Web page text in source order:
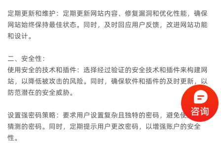
定期更新和维护：定期更新网站内容、修复漏洞和优化性能，确保
网站始终保持最佳状态。同时，及时回应用户反馈，改进网站功能
和设计。
二、安全性：
使用安全的技术和插件：选择经过验证的安全技术和插件来构建网
站，以降低被攻击的风险。同时，确保软件和插件的及时更新，以
防范潜在的安全威胁。
设置强密码策略：要求用户设置复杂且独特的密码，避免使用容易
猜测的密码。同时，定期提示用户更改密码，以增强账户的安全
性。